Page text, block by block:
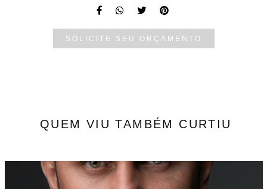
SOLICITE SEU ORÇAMENTO
QUEM VIU TAMBÉM CURTIU